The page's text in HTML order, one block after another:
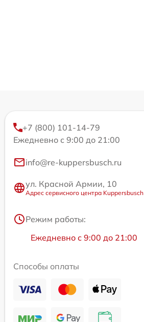
+7 (800) 101-14-79
Ежедневно с 9:00 до 21:00
info@re-kuppersbusch.ru
ул. Красной Армии, 10
Адрес сервисного центра Kuppersbusch
Режим работы:
Ежедневно с 9:00 до 21:00
Способы оплаты